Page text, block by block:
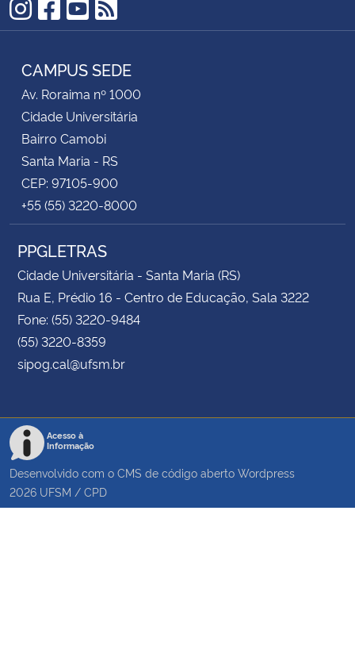
Instagram
Facebook
YouTube
RSS
CAMPUS SEDE
Av. Roraima nº 1000
Cidade Universitária
Bairro Camobi
Santa Maria - RS
CEP: 97105-900
+55 (55) 3220-8000
PPGLETRAS
Cidade Universitária - Santa Maria (RS)
Rua E, Prédio 16 - Centro de Educação, Sala 3222
Fone: (55) 3220-9484
(55) 3220-8359
sipog.cal@ufsm.br
Acesso à
Informação
Desenvolvido com o CMS de código aberto Wordpress
2026 UFSM / CPD